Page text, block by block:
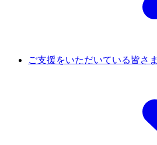
ご支援をいただいている皆さま